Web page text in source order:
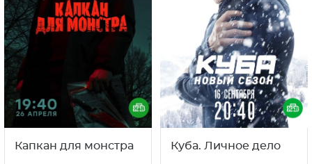
Капкан для монстра Куба. Личное дело